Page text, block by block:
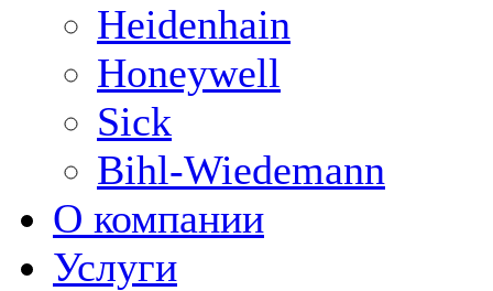
Heidenhain
Honeywell
Sick
Bihl-Wiedemann
О компании
Услуги